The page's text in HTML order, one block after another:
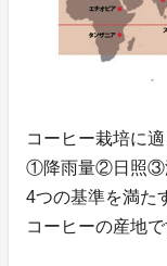
コーヒー栽培に適
①降雨量②日照③
4つの基準を満た
コーヒーの産地で